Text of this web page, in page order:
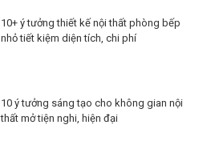
10+ ý tưởng thiết kế nội thất phòng bếp
nhỏ tiết kiệm diện tích, chi phí
10 ý tưởng sáng tạo cho không gian nội
thất mở tiện nghi, hiện đại